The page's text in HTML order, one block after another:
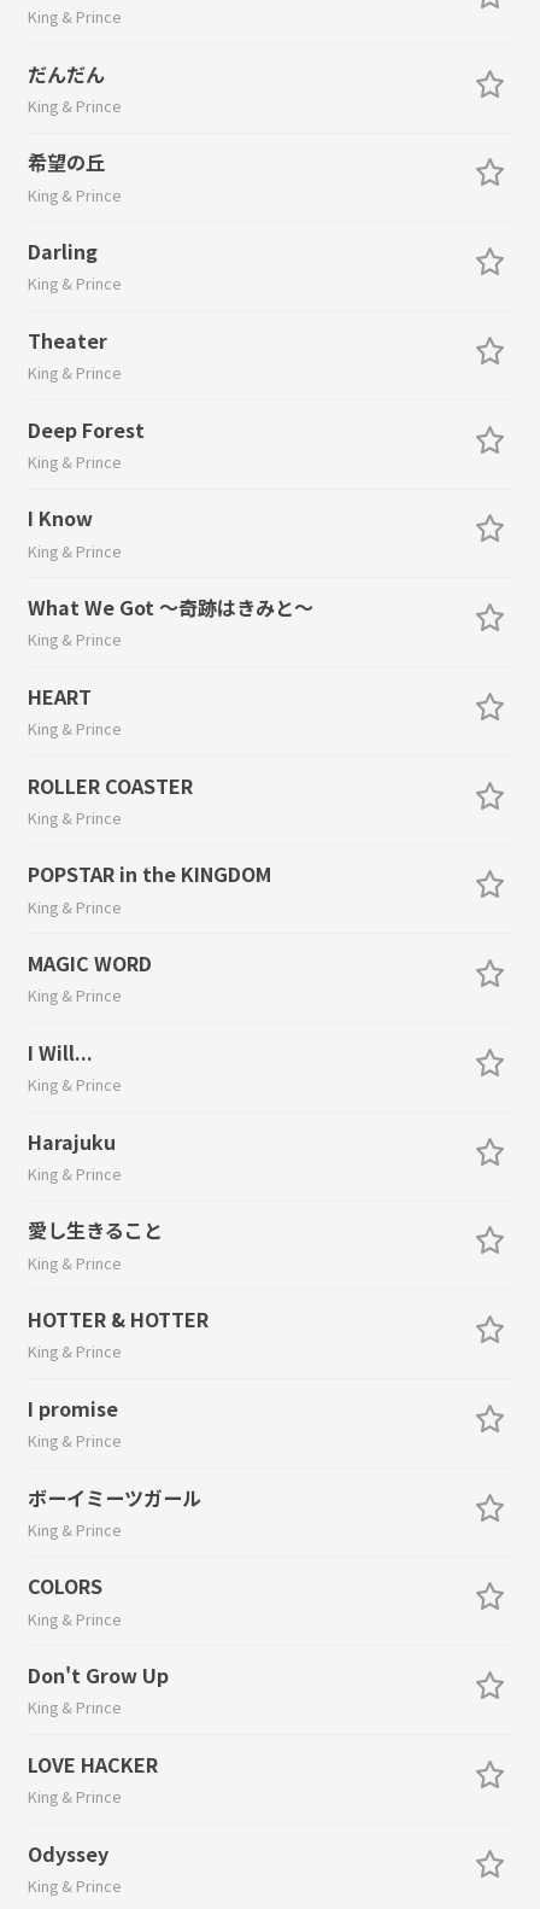
King & Prince
だんだん
King & Prince
希望の丘
King & Prince
Darling
King & Prince
Theater
King & Prince
Deep Forest
King & Prince
I Know
King & Prince
What We Got ～奇跡はきみと～
King & Prince
HEART
King & Prince
ROLLER COASTER
King & Prince
POPSTAR in the KINGDOM
King & Prince
MAGIC WORD
King & Prince
I Will...
King & Prince
Harajuku
King & Prince
愛し生きること
King & Prince
HOTTER & HOTTER
King & Prince
I promise
King & Prince
ボーイミーツガール
King & Prince
COLORS
King & Prince
Don't Grow Up
King & Prince
LOVE HACKER
King & Prince
Odyssey
King & Prince